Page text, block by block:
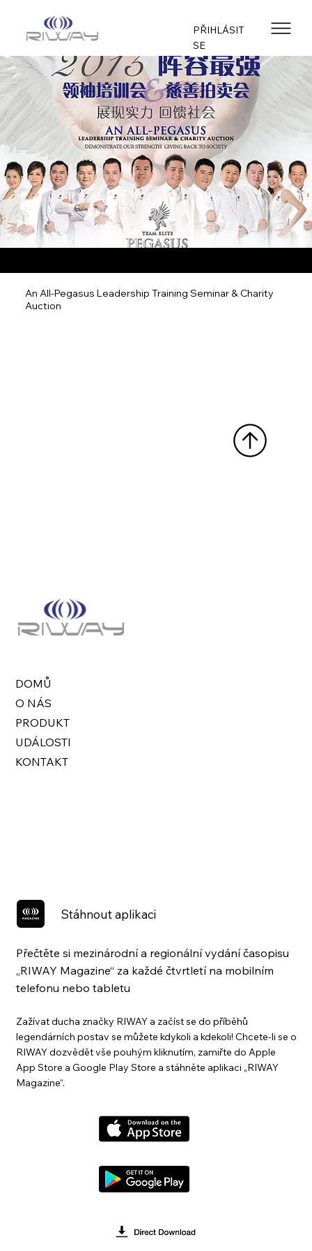
PŘIHLÁSIT
SE
An All-Pegasus Leadership Training Seminar & Charity
Auction
DOMŮ
O NÁS
PRODUKT
UDÁLOSTI
KONTAKT
Stáhnout aplikaci
Přečtěte si mezinárodní a regionální vydání časopisu
„RIWAY Magazine“ za každé čtvrtletí na mobilním
telefonu nebo tabletu
Zažívat ducha značky RIWAY a začíst se do příběhů
legendárních postav se můžete kdykoli a kdekoli! Chcete-li se o
RIWAY dozvědět vše pouhým kliknutím, zamiřte do Apple
App Store a Google Play Store a stáhněte aplikaci „RIWAY
Magazine“.